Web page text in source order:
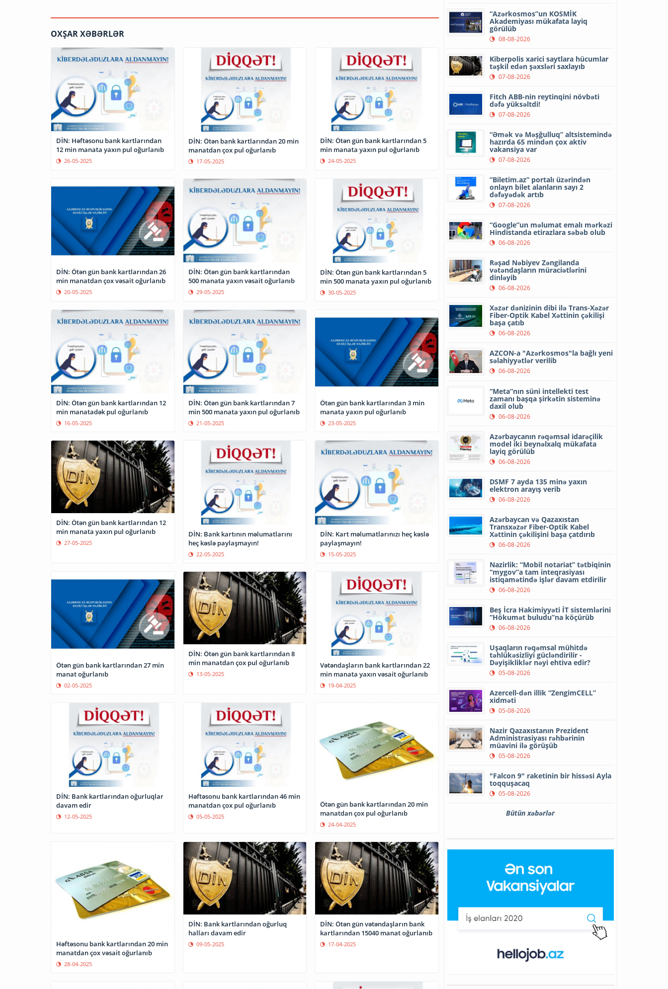
OXŞAR XƏBƏRLƏR
DİN: Həftəsonu bank kartlarından
12 min manata yaxın pul oğurlanıb
26-05-2025
DİN: Ötən bank kartlarından 20 min
manatdan çox pul oğurlanıb
17-05-2025
DİN: Ötən gün bank kartlarından 5
min manata yaxın pul oğurlanıb
24-05-2025
DİN: Ötən gün bank kartlarından 26
min manatdan çox vəsait oğurlanıb
20-05-2025
DİN: Ötən gün bank kartlarından
500 manata yaxın vəsait oğurlanıb
29-05-2025
DİN: Ötən gün bank kartlarından 5
min 500 manata yaxın pul oğurlanıb
30-05-2025
DİN: Ötən gün bank kartlarından 12
min manatadək pul oğurlanıb
16-05-2025
DİN: Ötən gün bank kartlarından 7
min 500 manata yaxın pul oğurlanıb
21-05-2025
Ötən gün bank kartlarından 3 min
manata yaxın pul oğurlanıb
23-05-2025
DİN: Ötən gün bank kartlarından 12
min manata yaxın pul oğurlanıb
27-05-2025
DİN: Bank kartının məlumatlarını
heç kəslə paylaşmayın!
22-05-2025
DİN: Kart məlumatlarınızı heç kəslə
paylaşmayın!
15-05-2025
Ötən gün bank kartlarından 27 min
manat oğurlanıb
02-05-2025
DİN: Ötən gün bank kartlarından 8
min manatdan çox pul oğurlanıb
13-05-2025
Vətəndaşların bank kartlarından 22
min manata yaxın vəsait oğurlanıb
19-04-2025
DİN: Bank kartlarından oğurluqlar
davam edir
12-05-2025
Həftəsonu bank kartlarından 46 min
manatdan çox pul oğurlanıb
05-05-2025
Ötən gün bank kartlarından 20 min
manatdan çox pul oğurlanıb
24-04-2025
Həftəsonu bank kartlarından 20 min
manatdan çox vəsait oğurlanıb
28-04-2025
DİN: Bank kartlarından oğurluq
halları davam edir
09-05-2025
DİN: Ötən gün vətəndaşların bank
kartlarından 15040 manat oğurlanıb
17-04-2025
“Azərkosmos”un KOSMİK
Akademiyası mükafata layiq
görülüb
08-08-2026
Kiberpolis xarici saytlara hücumlar
təşkil edən şəxsləri saxlayıb
07-08-2026
Fitch ABB-nin reytinqini növbəti
dəfə yüksəltdi!
07-08-2026
“Əmək və Məşğulluq” altsistemində
hazırda 65 mindən çox aktiv
vakansiya var
07-08-2026
“Biletim.az” portalı üzərindən
onlayn bilet alanların sayı 2
dəfəyədək artıb
07-08-2026
“Google”un məlumat emalı mərkəzi
Hindistanda etirazlara səbəb olub
06-08-2026
Rəşad Nəbiyev Zəngilanda
vətəndaşların müraciətlərini
dinləyib
06-08-2026
Xəzər dənizinin dibi ilə Trans-Xəzər
Fiber-Optik Kabel Xəttinin çəkilişi
başa çatıb
06-08-2026
AZCON-a "Azərkosmos"la bağlı yeni
səlahiyyətlər verilib
06-08-2026
“Meta”nın süni intellekti test
zamanı başqa şirkətin sisteminə
daxil olub
06-08-2026
Azərbaycanın rəqəmsal idarəçilik
model iki beynəlxalq mükafata
layiq görülüb
06-08-2026
DSMF 7 ayda 135 minə yaxın
elektron arayış verib
06-08-2026
Azərbaycan və Qazaxıstan
Transxəzər Fiber-Optik Kabel
Xəttinin çəkilişini başa çatdırıb
06-08-2026
Nazirlik: “Mobil notariat” tətbiqinin
“mygov”a tam inteqrasiyası
istiqamətində işlər davam etdirilir
06-08-2026
Beş İcra Hakimiyyəti İT sistemlərini
“Hökumət buludu”na köçürüb
06-08-2026
Uşaqların rəqəmsal mühitdə
təhlükəsizliyi gücləndirilir -
Dəyişikliklər nəyi ehtiva edir?
05-08-2026
Azercell-dən illik “ZengimCELL”
xidməti
05-08-2026
Nazir Qazaxıstanın Prezident
Administrasiyası rəhbərinin
müavini ilə görüşüb
05-08-2026
"Falcon 9" raketinin bir hissəsi Ayla
toqquşacaq
05-08-2026
Bütün xəbərlər